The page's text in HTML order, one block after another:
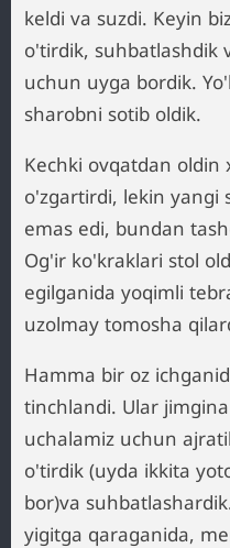
keldi va suzdi. Keyin
o'tirdik, suhbatlashdik
uchun uyga bordik.
sharobni sotib oldik.
Kechki ovqatdan
o'zgartirdi, lekin yangi
emas edi, bundan
Og'ir ko'kraklari stol
egilganida yoqimli
uzolmay tomosha
Hamma bir oz
tinchlandi. Ular
uchalamiz uchun
o'tirdik (uyda ikkita
bor)va
yigitga qaraganida,